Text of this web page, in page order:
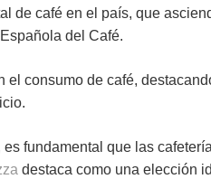
de café en el país, que
del Café.
consumo de café,
fundamental que las
destaca como una elección